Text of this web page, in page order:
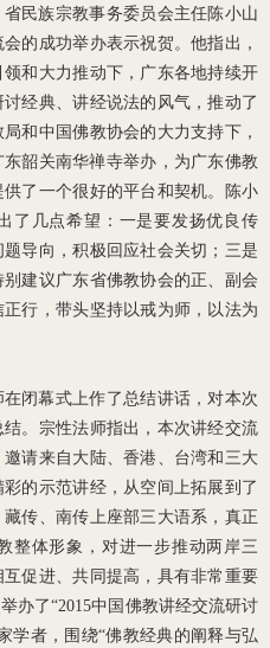
民族宗教事务委员会主任陈小山
的成功举办表示祝贺。他指出，
和大力推动下，广东各地持续开
经典、讲经说法的风气，推动了
和中国佛教协会的大力支持下，
韶关南华禅寺举办，为广东佛教
了一个很好的平台和契机。陈小
了几点希望：一是要发扬优良传
导向，积极回应社会关切；三是
建议广东省佛教协会的正、副会
行，带头坚持以戒为师，以法为
闭幕式上作了总结讲话，对本次
。宗性法师指出，本次讲经交流
请来自大陆、香港、台湾和三大
的示范讲经，从空间上拓展到了
传、南传上座部三大语系，真正
整体形象，对进一步推动两岸三
促进、共同提高，具有非常重要
办了“2015中国佛教讲经交流研讨
学者，围绕“佛教经典的阐释与弘